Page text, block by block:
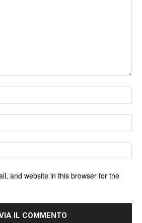
and website in this browser for the